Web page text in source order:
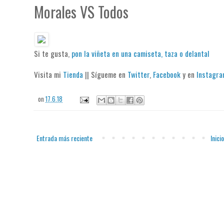
Morales VS Todos
Si te gusta, pon la viñeta en una camiseta, taza o delantal
Visita mi Tienda || Sígueme en Twitter, Facebooky en
on17.6.18
Entrada más reciente Inicio